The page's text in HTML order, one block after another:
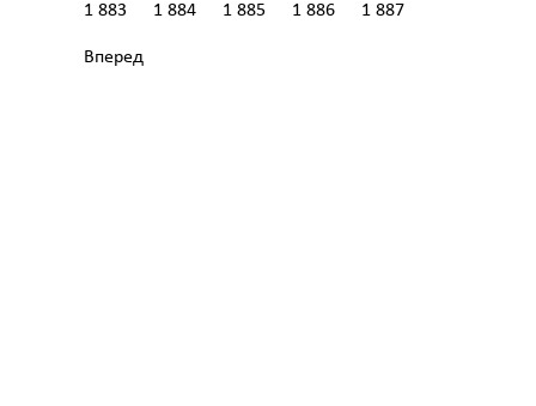
1 883 1 884 1 885 1 886 1 887
Вперед